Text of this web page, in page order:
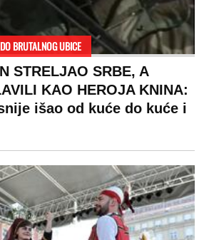
BRUTALNOG UBICE
STRELJAO SRBE, A
KAO HEROJA KNINA:
išao od kuće do kuće i